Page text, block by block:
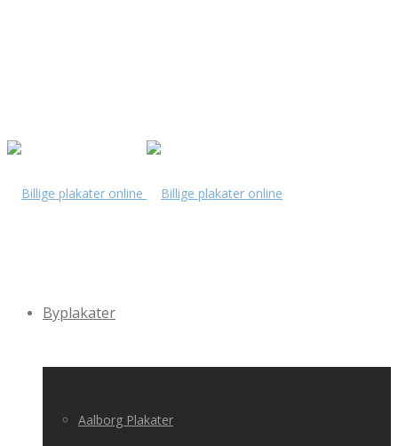
Byplakater
Aalborg Plakater